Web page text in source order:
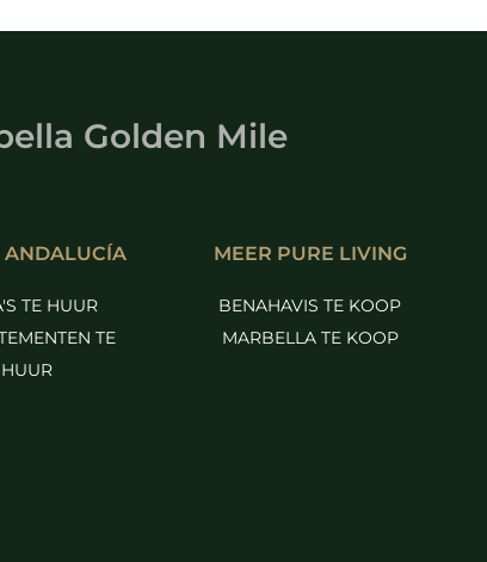
Golden Mile
ANDALUCÍA
TE HUUR
TE
HUUR
MEER PURE LIVING
BENAHAVIS TE KOOP
MARBELLA TE KOOP